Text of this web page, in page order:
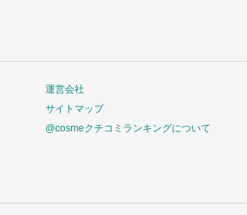
運営会社
サイトマップ
@cosmeクチコミランキングについて